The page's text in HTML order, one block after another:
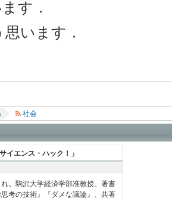
す．
います．
社会
イエンス・ハック！」
れ。駒沢大学経済学部准教授。著書
考の技術』『ダメな議論』、共著